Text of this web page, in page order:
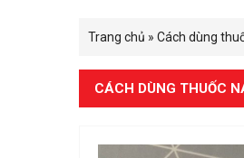
Trang chủ » Cách dùng
CÁCH DÙNG THUỐC